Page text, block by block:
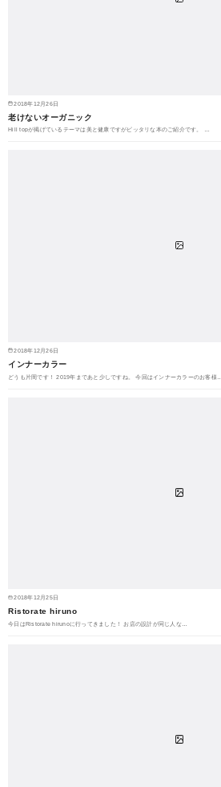
2018年12月26日
老けないオーガニック
Hill topが掲げているテーマは美と健康ですがピッタリな本のご紹介です。 …
2018年12月26日
インナーカラー
どうも片岡です！ 2019年まであと少しですね。 今回はインナーカラーのお客様…
2018年12月25日
Ristorate hiruno
今日はRistorate hirunoに行ってきました！ お店の設計が同じ人な…